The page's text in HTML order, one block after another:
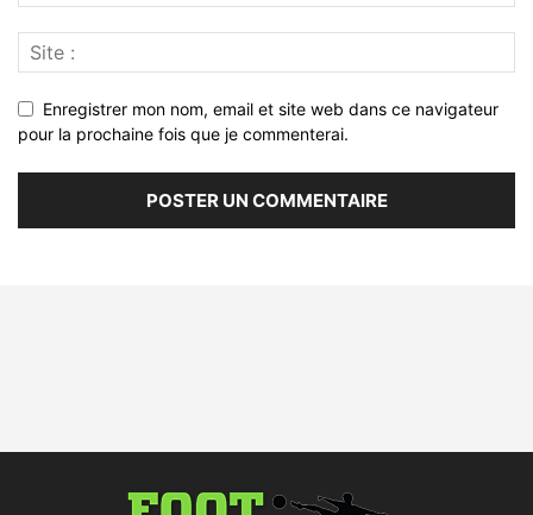
Enregistrer mon nom, email et site web dans ce navigateur
pour la prochaine fois que je commenterai.